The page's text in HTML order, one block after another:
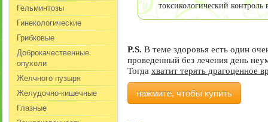
Гельминтозы
Гинекологические
Грибковые
Доброкачественные
опухоли
Желчного пузыря
Желудочно-кишечные
Глазные
токсикологический контроль
P.S. В теме здоровья есть один
проведенный без лечения день
Тогда хватит терять драгоценное
нажмите, чтобы купить